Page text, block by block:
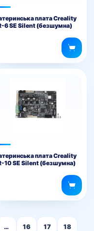
плата Creality
6 SE Silent (безшумна)
плата Creality
10 SE Silent (безшумна)
… 16 17 18